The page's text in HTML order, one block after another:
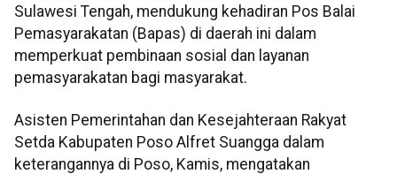
Sulawesi Tengah, mendukung kehadiran Pos Balai
Pemasyarakatan (Bapas) di daerah ini dalam
memperkuat pembinaan sosial dan layanan
pemasyarakatan bagi masyarakat.
Asisten Pemerintahan dan Kesejahteraan Rakyat
Setda Kabupaten Poso Alfret Suangga dalam
keterangannya di Poso, Kamis, mengatakan